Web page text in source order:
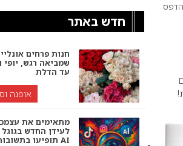
הדפס
חדש באתר
חנות פרחים
שמביאה רגש, יופי
עד הדלת
אופנה
מתאימים את
לעידן החדש
תופיעו בתשובות AI